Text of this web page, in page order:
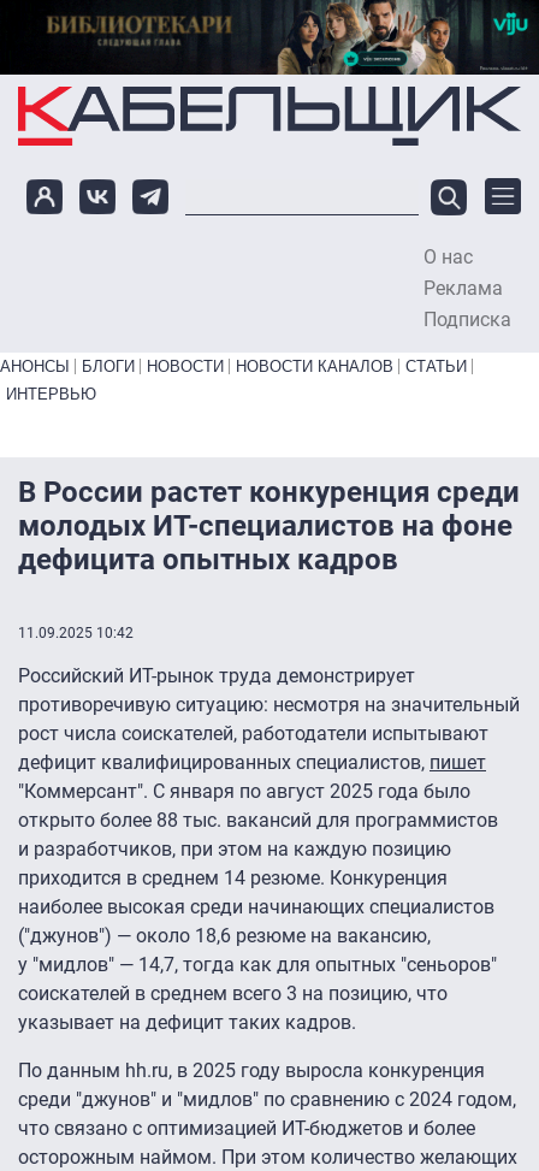
Перейти к основному содержанию
О нас
Реклама
Подписка
Primary links bottom
АНОНСЫ БЛОГИ НОВОСТИ НОВОСТИ КАНАЛОВ
СТАТЬИ
ИНТЕРВЬЮ
В России растет конкуренция среди
молодых ИТ-специалистов на фоне
дефицита опытных кадров
11.09.2025 10:42
Российский ИТ-рынок труда демонстрирует
противоречивую ситуацию: несмотря на значительный
рост числа соискателей, работодатели испытывают
дефицит квалифицированных специалистов, пишет
"Коммерсант". С января по август 2025 года было
открыто более 88 тыс. вакансий для программистов
и разработчиков, при этом на каждую позицию
приходится в среднем 14 резюме. Конкуренция
наиболее высокая среди начинающих специалистов
("джунов") — около 18,6 резюме на вакансию,
у "мидлов" — 14,7, тогда как для опытных "сеньоров"
соискателей в среднем всего 3 на позицию, что
указывает на дефицит таких кадров.
По данным hh.ru, в 2025 году выросла конкуренция
среди "джунов" и "мидлов" по сравнению с 2024 годом,
что связано с оптимизацией ИТ-бюджетов и более
осторожным наймом. При этом количество желающих